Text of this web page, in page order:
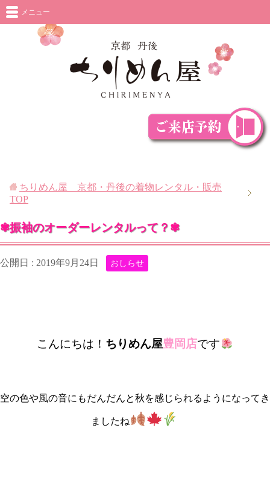
メニュー
ちりめん屋 京都・丹後の着物レンタル・販売
TOP
✾振袖のオーダーレンタルって？✾
公開日 : 2019年9月24日 おしらせ
こんにちは！ ちりめん屋豊岡店です
空の色や風の音にもだんだんと秋を感じられるようになってき
ましたね